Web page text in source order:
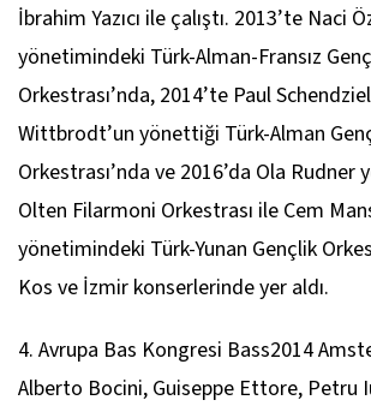
İbrahim Yazıcı ile çalıştı. 2013’te Naci
yönetimindeki Türk-Alman-Fransız
Orkestrası’nda, 2014’te Paul
Wittbrodt’un yönettiği Türk-Alman
Orkestrası’nda ve 2016’da Ola
Olten Filarmoni Orkestrası ile Cem
yönetimindeki Türk-Yunan Gençlik
Kos ve İzmir konserlerinde yer aldı.
4. Avrupa Bas Kongresi Bass2014
Alberto Bocini, Guiseppe Ettore, Petru